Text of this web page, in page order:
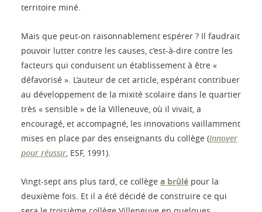
territoire miné.
Mais que peut-on raisonnablement espérer ? Il faudrait
pouvoir lutter contre les causes, c’est-à-dire contre les
facteurs qui conduisent un établissement à être «
défavorisé ». L’auteur de cet article, espérant contribuer
au développement de la mixité scolaire dans le quartier
très « sensible » de la Villeneuve, où il vivait, a
encouragé, et accompagné, les innovations vaillamment
mises en place par des enseignants du collège (Innover
pour réussir, ESF, 1991).
Vingt-sept ans plus tard, ce collège a brûlé pour la
deuxième fois. Et il a été décidé de construire ce qui